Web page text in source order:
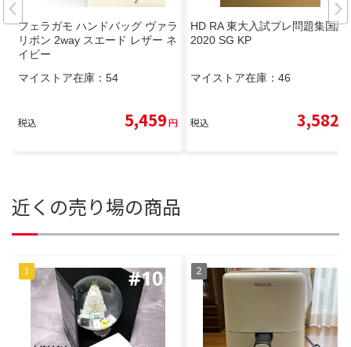
フェラガモ ハンドバッグ ヴァラ
リボン 2way スエード レザー ネ
イビー
マイストア在庫： 54
税込 5,459円
HD RA 東大入試プレ問題集国語
2020 SG KP
マイストア在庫： 46
税込 3,582
近くの売り場の商品